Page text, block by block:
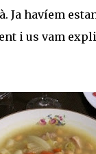
Ja havíem
i us vam